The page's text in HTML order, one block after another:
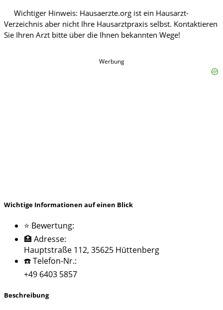
Werbung
Wichtige Informationen auf einen Blick
⭐ Bewertung:
🏥 Adresse:
Hauptstraße 112, 35625 Hüttenberg
☎️ Telefon-Nr.:
+49 6403 5857
Beschreibung